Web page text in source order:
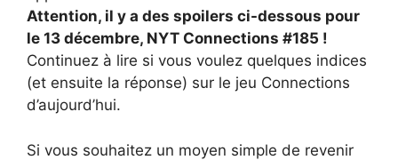
Attention, il y a des spoilers ci-dessous pour
le 13 décembre, NYT Connections #185 !
Continuez à lire si vous voulez quelques indices
(et ensuite la réponse) sur le jeu Connections
d’aujourd’hui.
Si vous souhaitez un moyen simple de revenir